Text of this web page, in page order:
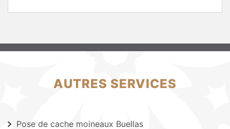
AUTRES SERVICES
Pose de cache moineaux Buellas